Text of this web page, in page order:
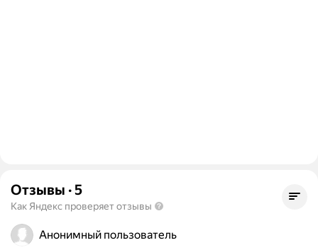
Отзывы ·5
Как Яндекс проверяет отзывы
Анонимный пользователь